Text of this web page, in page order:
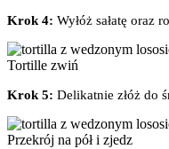
Krok 4: Wyłóż sałatę oraz
Tortille zwiń
Krok 5: Delikatnie złóż do
Przekrój na pół i zjedz